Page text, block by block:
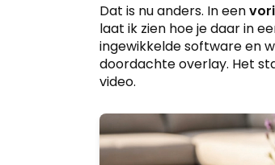
Dat is nu anders. In een
laat ik zien hoe je daar in
ingewikkelde software en
doordachte overlay. Het
video.